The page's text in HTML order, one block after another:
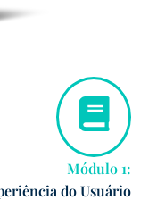
Módulo 1:
do Usuário